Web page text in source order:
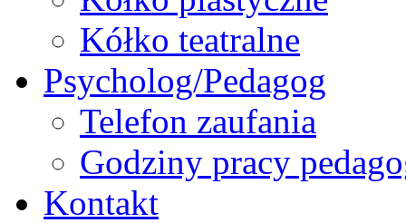
Kółko teatralne
Psycholog/Pedagog
Telefon zaufania
Godziny pracy
Kontakt